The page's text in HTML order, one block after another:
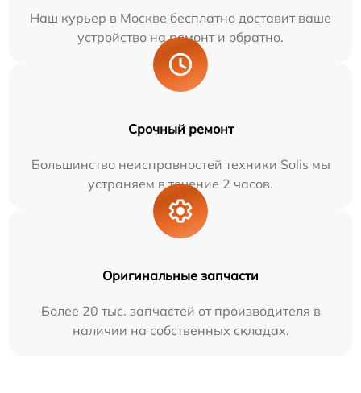
Наш курьер в Москве бесплатно доставит ваше
устройство на ремонт и обратно.
Срочный ремонт
Большинство неисправностей техники Solis мы
устраняем в течение 2 часов.
Оригинальные запчасти
Более 20 тыс. запчастей от производителя в
наличии на собственных складах.